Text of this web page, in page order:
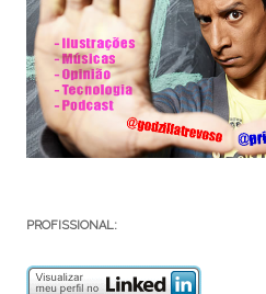
PROFISSIONAL: